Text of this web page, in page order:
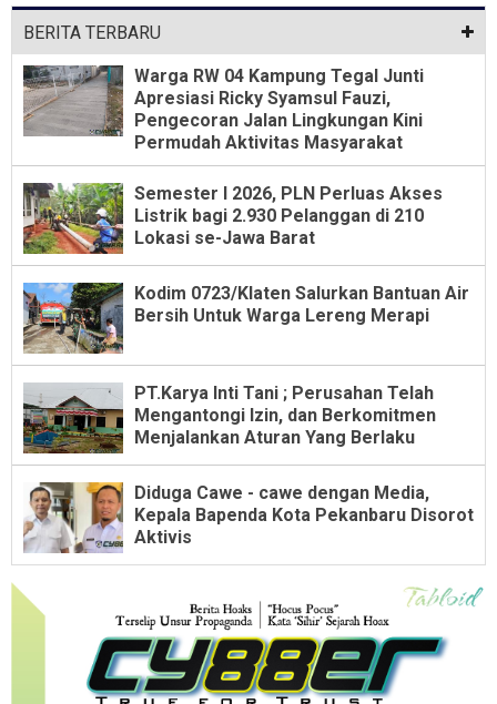
BERITA TERBARU
Warga RW 04 Kampung Tegal Junti
Apresiasi Ricky Syamsul Fauzi,
Pengecoran Jalan Lingkungan Kini
Permudah Aktivitas Masyarakat
Semester I 2026, PLN Perluas Akses
Listrik bagi 2.930 Pelanggan di 210
Lokasi se-Jawa Barat
Kodim 0723/Klaten Salurkan Bantuan Air
Bersih Untuk Warga Lereng Merapi
PT.Karya Inti Tani ; Perusahan Telah
Mengantongi Izin, dan Berkomitmen
Menjalankan Aturan Yang Berlaku
Diduga Cawe - cawe dengan Media,
Kepala Bapenda Kota Pekanbaru Disorot
Aktivis